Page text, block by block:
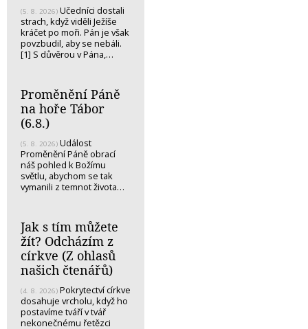
(5. 8. 2026) Učedníci dostali
strach, když viděli Ježíše
kráčet po moři. Pán je však
povzbudil, aby se nebáli.
[1] S důvěrou v Pána,…
Proměnění Páně
na hoře Tábor
(6.8.)
(5. 8. 2026) Událost
Proměnění Páně obrací
náš pohled k Božímu
světlu, abychom se tak
vymanili z temnot života…
Jak s tím můžete
žít? Odcházím z
církve (Z ohlasů
našich čtenářů)
(4. 8. 2026) Pokrytectví církve
dosahuje vrcholu, když ho
postavíme tváří v tvář
nekonečnému řetězci